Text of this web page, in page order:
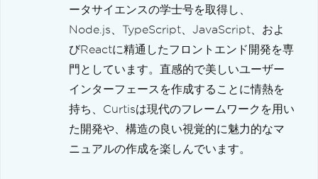
ータサイエンスの学士号を取得し、
Node.js、TypeScript、JavaScript、およ
びReactに精通したフロントエンド開発を専
門としています。直感的で美しいユーザー
インターフェースを作成することに情熱を
持ち、Curtisは現代のフレームワークを用い
た開発や、構造の良い視覚的に魅力的なマ
ニュアルの作成を楽しんでいます。